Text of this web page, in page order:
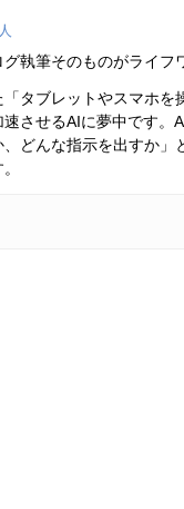
執筆そのものがライフ
タブレットやスマホを
速させるAIに夢中です。
、どんな指示を出すか